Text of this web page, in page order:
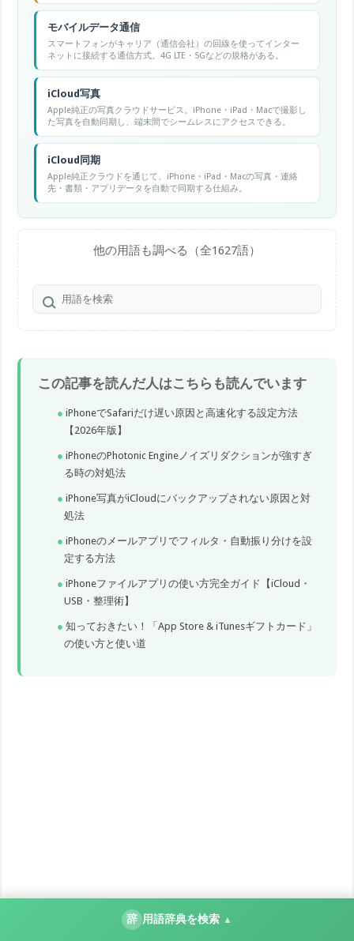
モバイルデータ通信
スマートフォンがキャリア（通信会社）の回線を使ってインター
ネットに接続する通信方式。4G LTE・5Gなどの規格がある。
iCloud写真
Apple純正の写真クラウドサービス。iPhone・iPad・Macで撮影し
た写真を自動同期し、端末間でシームレスにアクセスできる。
iCloud同期
Apple純正クラウドを通じて、iPhone・iPad・Macの写真・連絡
先・書類・アプリデータを自動で同期する仕組み。
他の用語も調べる（全1627語）
この記事を読んだ人はこちらも読んでいます
iPhoneでSafariだけ遅い原因と高速化する設定方法
【2026年版】
iPhoneのPhotonic Engineノイズリダクションが強すぎ
る時の対処法
iPhone写真がiCloudにバックアップされない原因と対
処法
iPhoneのメールアプリでフィルタ・自動振り分けを設
定する方法
iPhoneファイルアプリの使い方完全ガイド【iCloud・
USB・整理術】
知っておきたい！「App Store & iTunesギフトカード」
の使い方と使い道
辞 用語辞典を検索 ▲